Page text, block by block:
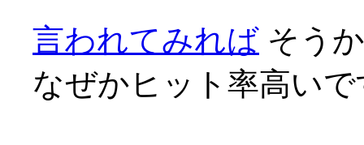
言われてみれば そう
なぜかヒット率高い